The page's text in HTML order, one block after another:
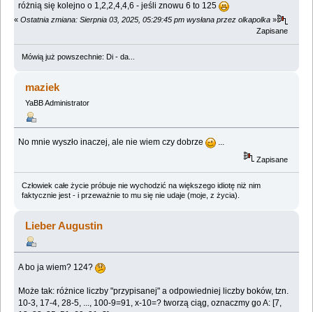
różnią się kolejno o 1,2,2,4,4,6 - jeśli znowu 6 to 125
« Ostatnia zmiana: Sierpnia 03, 2025, 05:29:45 pm wysłana przez olkapolka »
Zapisane
Mówią już powszechnie: Di - da...
maziek
YaBB Administrator
No mnie wyszło inaczej, ale nie wiem czy dobrze ...
Zapisane
Człowiek całe życie próbuje nie wychodzić na większego idiotę niż nim
faktycznie jest - i przeważnie to mu się nie udaje (moje, z życia).
Lieber Augustin
A bo ja wiem? 124?
Może tak: różnice liczby "przypisanej" a odpowiedniej liczby boków, tzn.
10-3, 17-4, 28-5, ..., 100-9=91, x-10=? tworzą ciąg, oznaczmy go A: [7,